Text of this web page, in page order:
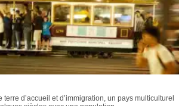
terre d’accueil et d’immigration, un pays multiculturel